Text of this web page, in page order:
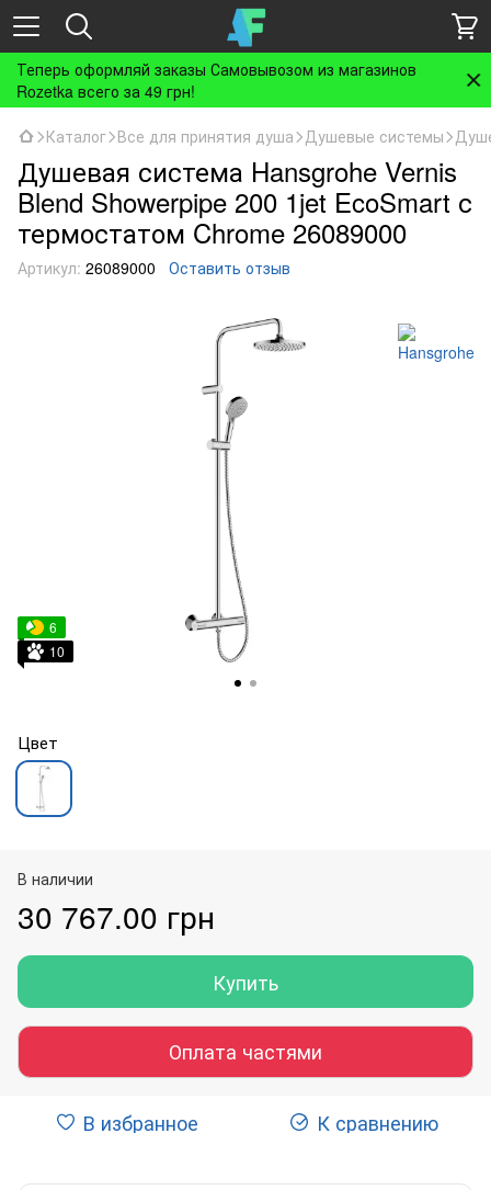
Теперь оформляй заказы Самовывозом из магазинов
Rozetka всего за 49 грн!
Каталог Все для принятия душа Душевые системы
Душевая система Hansgrohe Vernis
Blend Showerpipe 200 1jet EcoSmart с
термостатом Chrome 26089000
Артикул: 26089000 Оставить отзыв
6
10
Цвет
В наличии
30 767.00 грн
Купить
Оплата частями
В избранное К сравнению